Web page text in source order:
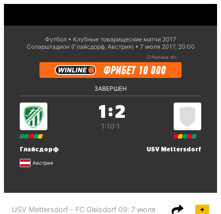
Футбол
Клубные товарищеские матчи 2017
Соларштадион (Глайсдорф, Австрия)
7 июля 2017, 20:00
ⓘ Реклама 18+.
ЗАВЕРШЕН
Глайсдорф
Австрия
1 :2
1:10:1
USV Mettersdorf
USV Mettersdorf - FC Gleisdorf 09: 7 июля